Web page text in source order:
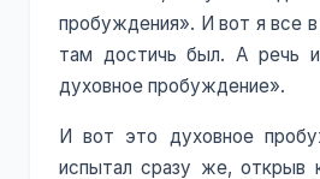
пробуждения». И вот я все
там достичь был. А речь
духовное пробуждение».
И вот это духовное
испытал сразу же, открыв